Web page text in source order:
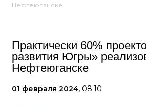
Нефтеюганске
Практически 60%
развития Югры»
Нефтеюганске
01 февраля 2024, 08:10